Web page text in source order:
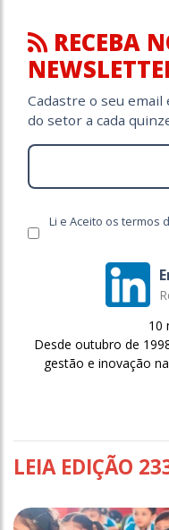
RECEBA
Cadastre o seu
do setor a cada
Li e Aceito os termos
10
Desde outubro de
gestão e inovação
LEIA EDIÇÃO